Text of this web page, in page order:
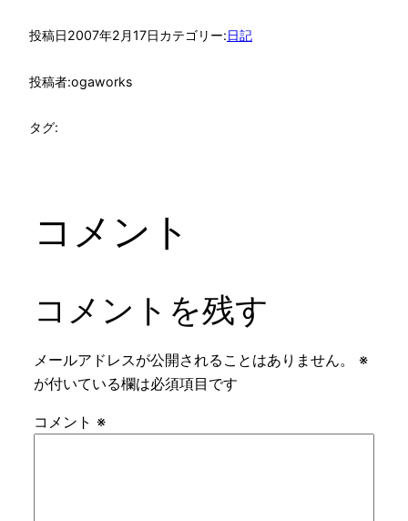
投稿日2007年2月17日カテゴリー:日記
投稿者:ogaworks
タグ:
コメント
コメントを残す
メールアドレスが公開されることはありません。
※
が付いている欄は必須項目です
コメント ※